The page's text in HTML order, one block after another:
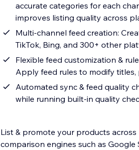
accurate categories for each
improves listing quality across
Multi-channel feed creation:
TikTok, Bing, and 300+ other
Flexible feed customization &
Apply feed rules to modify
Automated sync & feed quality
while running built-in quality
List & promote your products
comparison engines such as Google